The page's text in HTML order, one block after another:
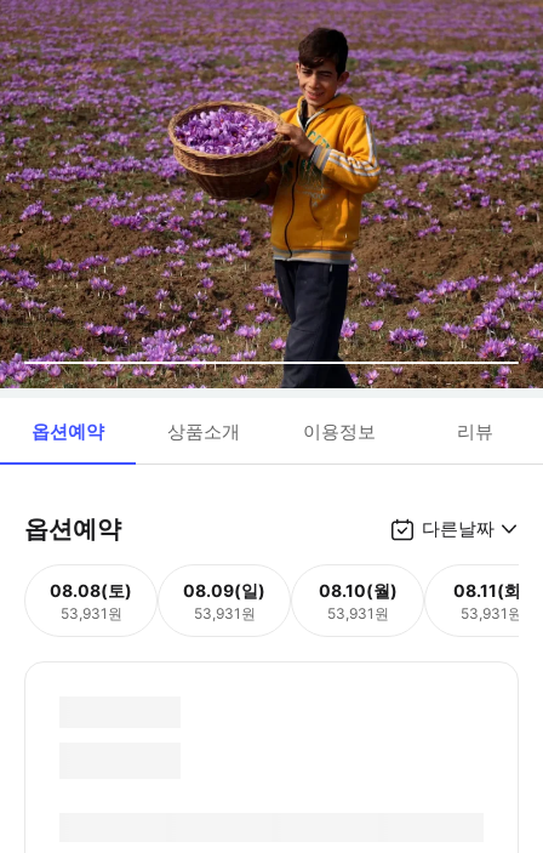
옵션예약 상품소개 이용정보 리뷰
옵션예약 다른날짜
08.08(토)
53,931원
08.09(일)
53,931원
08.10(월)
53,931원
08.11(화)
53,931원